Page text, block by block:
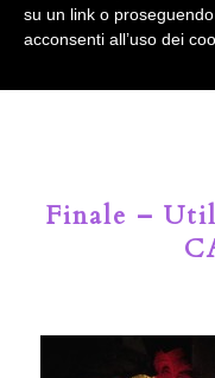
Finale –
OK
su un link o
acconsenti all’uso dei